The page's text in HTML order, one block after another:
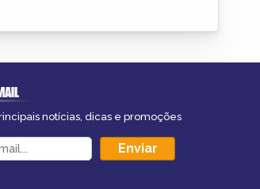
notícias, dicas e promoções